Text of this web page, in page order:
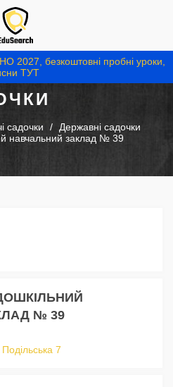
2027, безкоштовні пробні уроки,
ТУТ
садочки
Державні садочки
навчальний заклад № 39
№ 39
7